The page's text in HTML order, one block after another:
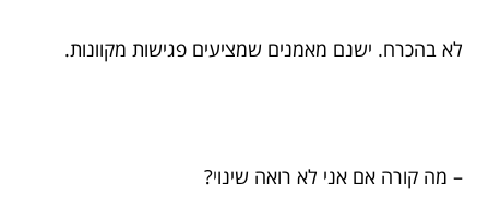
לא בהכרח. ישנם מאמנים שמציעים פגישות מקוונות.
– מה קורה אם אני לא רואה שינוי?